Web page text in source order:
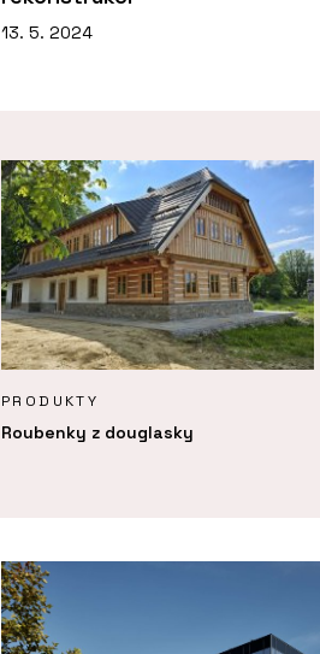
13. 5. 2024
PRODUKTY
Roubenky z douglasky